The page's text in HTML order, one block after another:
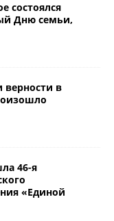
состоялся
Дню семьи,
в
46-я
«Единой